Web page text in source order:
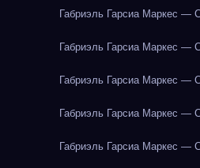
Габриэль Гарсиа Маркес —
Габриэль Гарсиа Маркес —
Габриэль Гарсиа Маркес —
Габриэль Гарсиа Маркес —
Габриэль Гарсиа Маркес —